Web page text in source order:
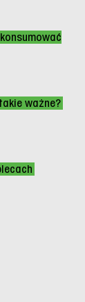
ważne?